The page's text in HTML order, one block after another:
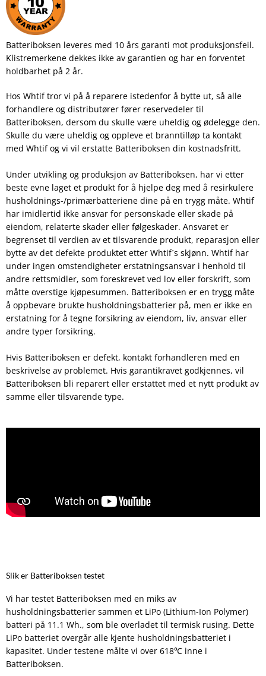
Batteriboksen leveres med 10 års garanti mot produksjonsfeil.
Klistremerkene dekkes ikke av garantien og har en forventet
holdbarhet på 2 år.
Hos Whtif tror vi på å reparere istedenfor å bytte ut, så alle
forhandlere og distributører fører reservedeler til
Batteriboksen, dersom du skulle være uheldig og ødelegge den.
Skulle du være uheldig og oppleve et branntilløp ta kontakt
med Whtif og vi vil erstatte Batteriboksen din kostnadsfritt.
Under utvikling og produksjon av Batteriboksen, har vi etter
beste evne laget et produkt for å hjelpe deg med å resirkulere
husholdnings-/primærbatteriene dine på en trygg måte. Whtif
har imidlertid ikke ansvar for personskade eller skade på
eiendom, relaterte skader eller følgeskader. Ansvaret er
begrenset til verdien av et tilsvarende produkt, reparasjon eller
bytte av det defekte produktet etter Whtif´s skjønn. Whtif har
under ingen omstendigheter erstatningsansvar i henhold til
andre rettsmidler, som foreskrevet ved lov eller forskrift, som
måtte overstige kjøpesummen. Batteriboksen er en trygg måte
å oppbevare brukte husholdningsbatterier på, men er ikke en
erstatning for å tegne forsikring av eiendom, liv, ansvar eller
andre typer forsikring.
Hvis Batteriboksen er defekt, kontakt forhandleren med en
beskrivelse av problemet. Hvis garantikravet godkjennes, vil
Batteriboksen bli reparert eller erstattet med et nytt produkt av
samme eller tilsvarende type.
Slik er Batteriboksen testet
Vi har testet Batteriboksen med en miks av
husholdningsbatterier sammen et LiPo (Lithium-Ion Polymer)
batteri på 11.1 Wh., som ble overladet til termisk rusing. Dette
LiPo batteriet overgår alle kjente husholdningsbatteriet i
kapasitet. Under testene målte vi over 618℃ inne i
Batteriboksen.